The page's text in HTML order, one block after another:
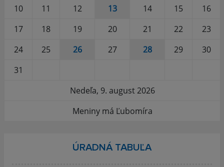
10
11 12 13 14 15
16
17
18 19 20 21 22
23
24
25 26 27 28 29
30
31
Nedeľa, 9. august 2026
Meniny má Ľubomíra
ÚRADNÁ TABUĽA